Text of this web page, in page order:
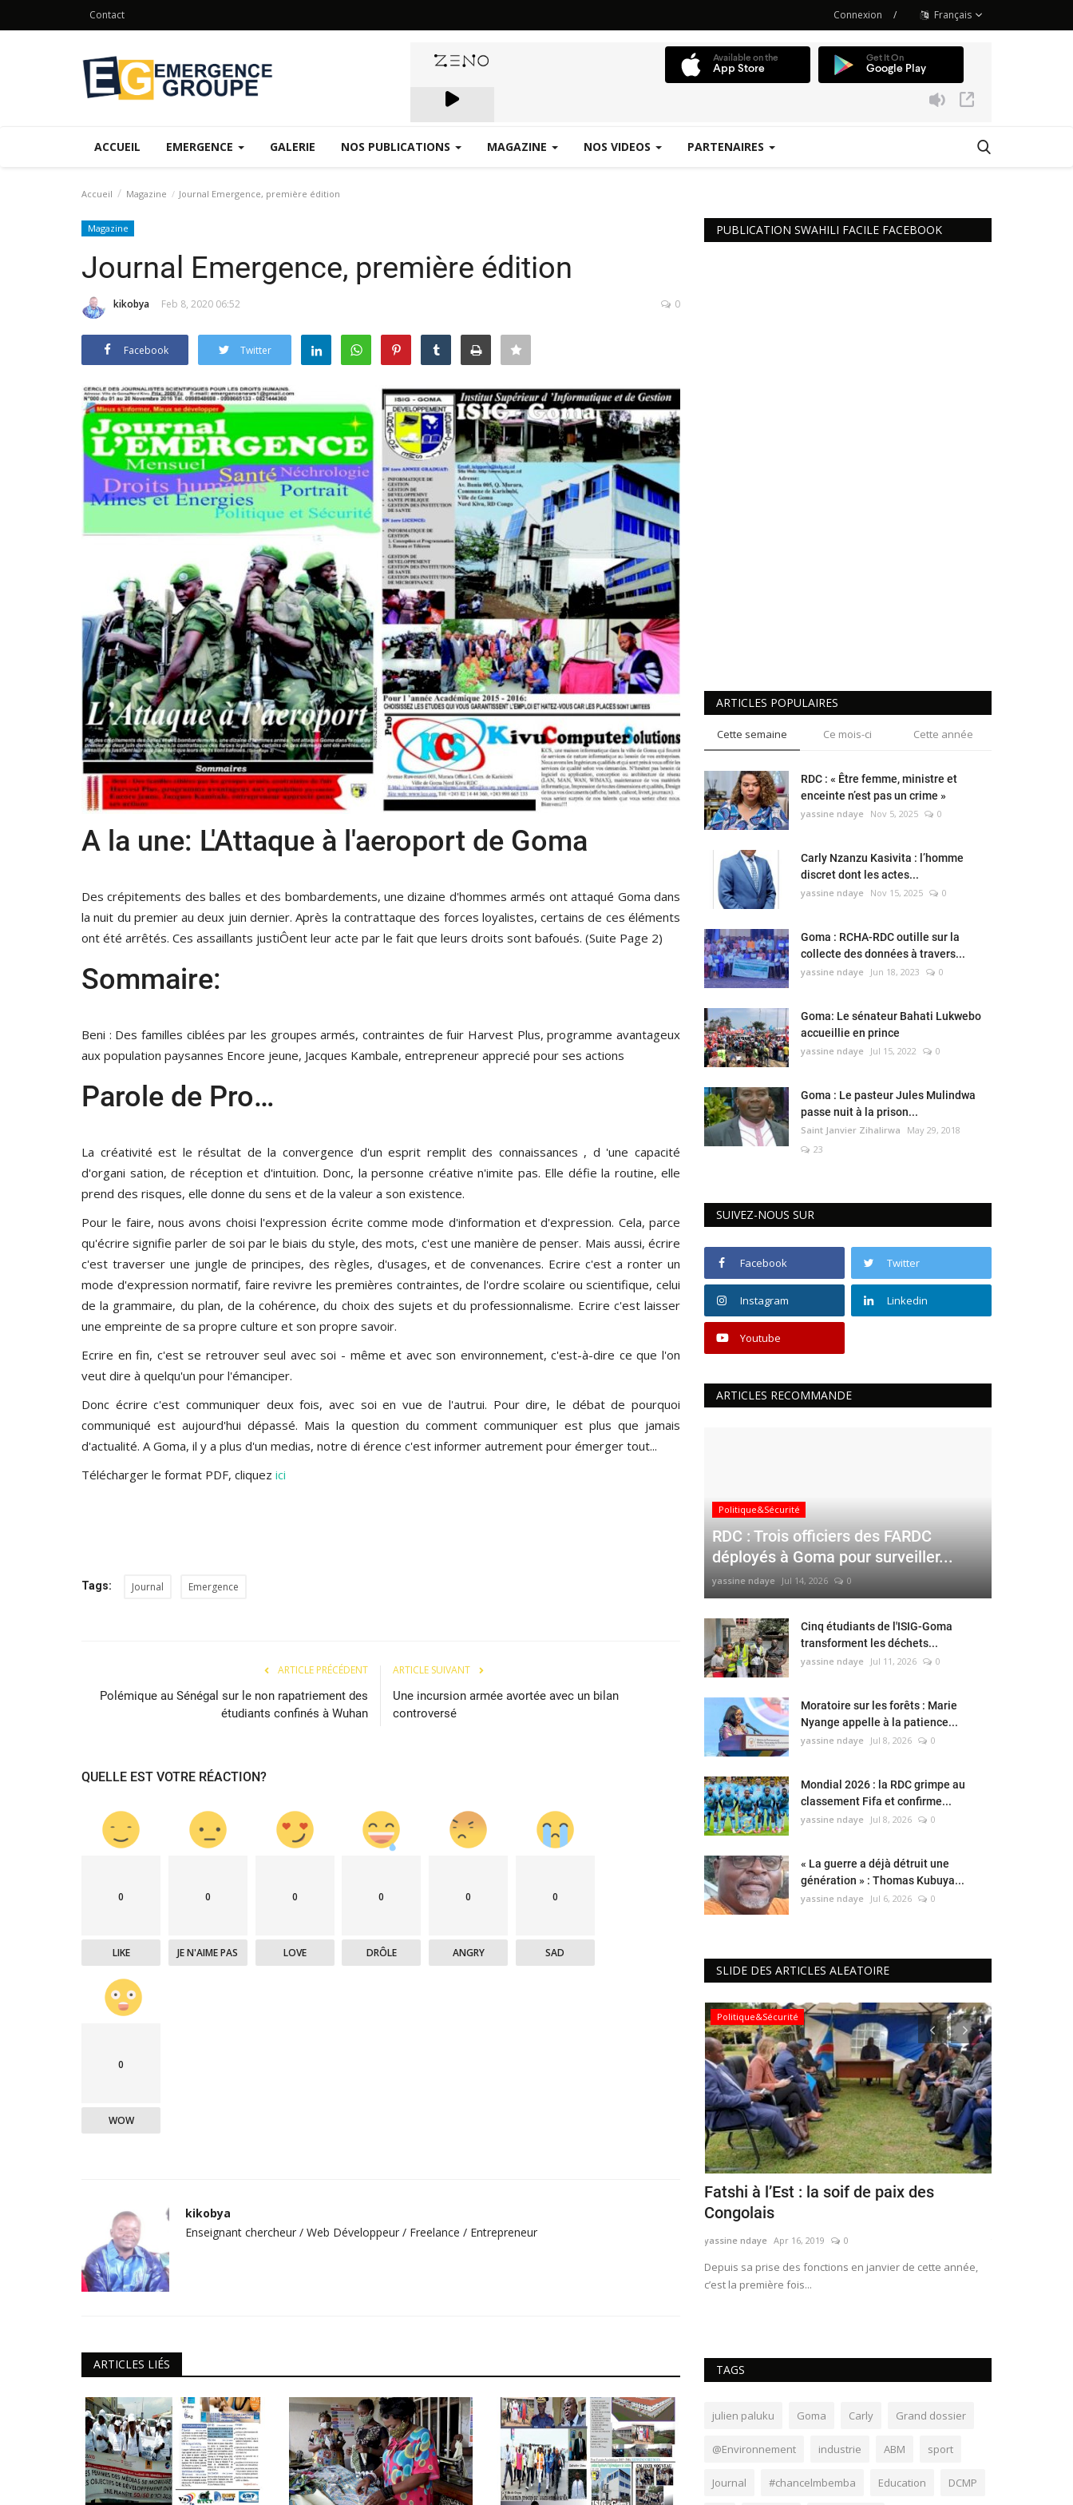
Contact Connexion / Français
ACCUEIL EMERGENCE GALERIE NOS PUBLICATIONS MAGAZINE NOS VIDEOS PARTENAIRES
Accueil Magazine Journal Emergence, première édition
Magazine
Journal Emergence, première édition
kikobya Feb 8, 2020 06:52 0
Facebook Twitter
A la une: L'Attaque à l'aeroport de Goma
Des crépitements des balles et des bombardements, une dizaine d'hommes armés ont attaqué Goma dans
la nuit du premier au deux juin dernier. Après la contrattaque des forces loyalistes, certains de ces éléments
ont été arrêtés. Ces assaillants justiÔent leur acte par le fait que leurs droits sont bafoués. (Suite Page 2)
Sommaire:
Beni : Des familles ciblées par les groupes armés, contraintes de fuir Harvest Plus, programme avantageux
aux population paysannes Encore jeune, Jacques Kambale, entrepreneur apprecié pour ses actions
Parole de Pro…
La créativité est le résultat de la convergence d'un esprit remplit des connaissances , d 'une capacité
d'organi sation, de réception et d'intuition. Donc, la personne créative n'imite pas. Elle défie la routine, elle
prend des risques, elle donne du sens et de la valeur a son existence.
Pour le faire, nous avons choisi l'expression écrite comme mode d'information et d'expression. Cela, parce
qu'écrire signifie parler de soi par le biais du style, des mots, c'est une manière de penser. Mais aussi, écrire
c'est traverser une jungle de principes, des règles, d'usages, et de convenances. Ecrire c'est a ronter un
mode d'expression normatif, faire revivre les premières contraintes, de l'ordre scolaire ou scientifique, celui
de la grammaire, du plan, de la cohérence, du choix des sujets et du professionnalisme. Ecrire c'est laisser
une empreinte de sa propre culture et son propre savoir.
Ecrire en fin, c'est se retrouver seul avec soi - même et avec son environnement, c'est-à-dire ce que l'on
veut dire à quelqu'un pour l'émanciper.
Donc écrire c'est communiquer deux fois, avec soi en vue de l'autrui. Pour dire, le débat de pourquoi
communiqué est aujourd'hui dépassé. Mais la question du comment communiquer est plus que jamais
d'actualité. A Goma, il y a plus d'un medias, notre di érence c'est informer autrement pour émerger tout...
Télécharger le format PDF, cliquez ici
Tags: Journal Emergence
ARTICLE PRÉCÉDENT
Polémique au Sénégal sur le non rapatriement des
étudiants confinés à Wuhan
ARTICLE SUIVANT
Une incursion armée avortée avec un bilan
controversé
QUELLE EST VOTRE RÉACTION?
0
LIKE
0
JE N'AIME PAS
0
LOVE
0
DRÔLE
0
ANGRY
0
SAD
0
WOW
kikobya
Enseignant chercheur / Web Développeur / Freelance / Entrepreneur
ARTICLES LIÉS
PUBLICATION SWAHILI FACILE FACEBOOK
ARTICLES POPULAIRES
Cette semaine Ce mois-ci Cette année
RDC : « Être femme, ministre et
enceinte n’est pas un crime »
yassine ndaye Nov 5, 2025 0
Carly Nzanzu Kasivita : l’homme
discret dont les actes...
yassine ndaye Nov 15, 2025 0
Goma : RCHA-RDC outille sur la
collecte des données à travers...
yassine ndaye Jun 18, 2023 0
Goma: Le sénateur Bahati Lukwebo
accueillie en prince
yassine ndaye Jul 15, 2022 0
Goma : Le pasteur Jules Mulindwa
passe nuit à la prison...
Saint Janvier Zihalirwa
May 29, 2018
23
SUIVEZ-NOUS SUR
Facebook Twitter
Instagram Linkedin
Youtube
ARTICLES RECOMMANDE
Politique&Sécurité
RDC : Trois officiers des FARDC
déployés à Goma pour surveiller...
yassine ndaye Jul 14, 2026 0
Cinq étudiants de l'ISIG-Goma
transforment les déchets...
yassine ndaye Jul 11, 2026 0
Moratoire sur les forêts : Marie
Nyange appelle à la patience...
yassine ndaye Jul 8, 2026 0
Mondial 2026 : la RDC grimpe au
classement Fifa et confirme...
yassine ndaye Jul 8, 2026 0
« La guerre a déjà détruit une
génération » : Thomas Kubuya...
yassine ndaye Jul 6, 2026 0
SLIDE DES ARTICLES ALEATOIRE
les journalistes de
habitants passent...
Saint Janvier Zihalirwa Sep 24, 2020 0
La société civile de la cité de Pinga dans le groupement
IHANA alerte sur le déplacement...
yassine ndaye Nov 5, 2025
Politique&Sécurité
Fatshi à l’Est : la soif de paix des
Congolais
yassine ndaye Apr 16, 2019 0
Depuis sa prise des fonctions en janvier de cette année,
c’est la première fois...
TAGS
julien paluku Goma Carly Grand dossier
@Environnement industrie ABM sport
Journal #chancelmbemba Education DCMP